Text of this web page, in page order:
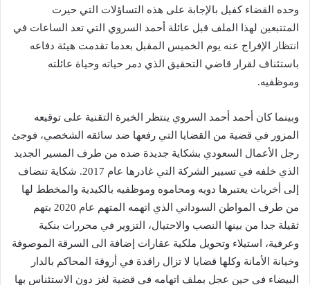
وحده القضاء كفيل بالإجابة على هذه التساؤلات التي حيرت
المتتبعين لهذا الملف قبل عائلة أحمد السروي التي تعد الساعات في
انتظار الإفراج عنه يوم الخميس المقبل بعدما تقدمت هيئة دفاعه
باستئناف لقرار قاضي التحقيق الذي دمر حياته وحياة عائلته
وموظفيه.
وبينما كان أحمد أحمد السروي ينتظر الخبرة التقنية على توقيعه
المزور في قضية من القضايا التي رفعها ضد سائقه الشخصي، فوجئ
رجل الأعمال السعودي بشكاية جديدة ضده من طرف المسير الجديد
الذي خلفه في تسيير الشركة التي غادرها عام 2017. شكاية تنضاف
إلى أخريات يعتبرها دويه ومحاموه وموظفيه بالكيدية والمخطط لها
من طرف المواطن السوداني الذي اتهمه المتهم عام 2020 بتهم
ثقيلة جدا من بينها النصب والاحتيال، التزوير في محررات بنكية
وعرفية، استيلاء وتحويل ملكية عقارات إضافة الى السرقة الموصوفة
وخيانة الأمانة وكلها قضايا لا تزال راقدة في أروقة المحاكم بالدار
البيضاء في حين عجل بملف اتهامه في قضية لغز دون الاستئناس بها